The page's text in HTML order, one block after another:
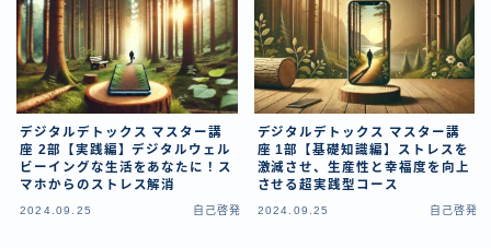
デジタルデトックス マスター講
座 2部【実践編】デジタルウェル
ビーイングな生活をあなたに！ス
マホからのストレス解消
2024.09.25 自己啓発
デジタルデトックス マスター講
座 1部【基礎知識編】ストレスを
激減させ、生産性と幸福度を向上
させる超実践型コース
2024.09.25 自己啓発